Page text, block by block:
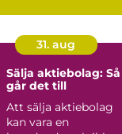
31. aug
Sälja aktiebolag: Så
går det till
Att sälja aktiebolag
kan vara en